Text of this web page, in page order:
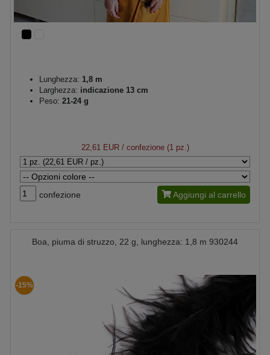
Lunghezza: 1,8 m
Larghezza: indicazione 13 cm
Peso: 21-24 g
22,61 EUR/ confezione (1 pz.)
confezione Aggiungi al carrello
Boa, piuma di struzzo, 22 g, lunghezza: 1,8 m 930244
-15%